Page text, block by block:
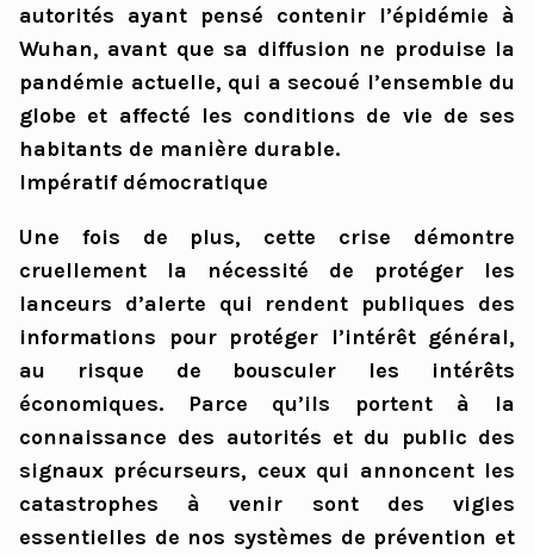
autorités ayant pensé contenir l’épidémie à
Wuhan, avant que sa diffusion ne produise la
pandémie actuelle, qui a secoué l’ensemble du
globe et affecté les conditions de vie de ses
habitants de manière durable.
Impératif démocratique
Une fois de plus, cette crise démontre
cruellement la nécessité de protéger les
lanceurs d’alerte qui rendent publiques des
informations pour protéger l’intérêt général,
au risque de bousculer les intérêts
économiques. Parce qu’ils portent à la
connaissance des autorités et du public des
signaux précurseurs, ceux qui annoncent les
catastrophes à venir sont des vigies
essentielles de nos systèmes de prévention et